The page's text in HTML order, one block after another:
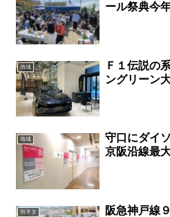
ール祭典今
地域
Ｆ１伝説の
ングリーン
地域
守口にダイ
京阪沿線最
街ネタ
阪急神戸線